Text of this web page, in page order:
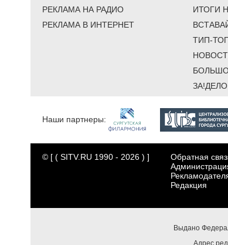
РЕКЛАМА НА РАДИО
РЕКЛАМА В ИНТЕРНЕТ
ИТОГИ
ТИП-
ЗА!ДЕЛО
Наши партнеры:
© [ ( SITV.RU 1990 - 2026 ) ]
Обратная
Редакция
Выдано